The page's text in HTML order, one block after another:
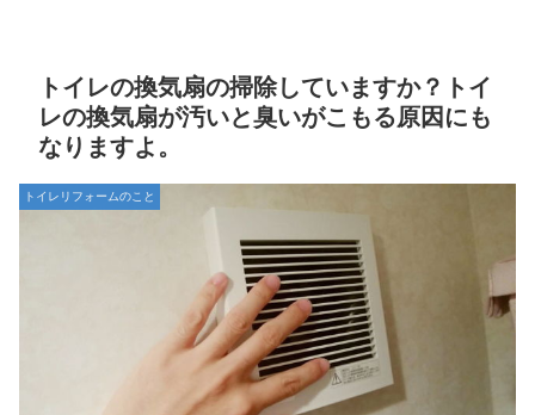
トイレの換気扇の掃除していますか？トイ
レの換気扇が汚いと臭いがこもる原因にも
なりますよ。
トイレリフォームのこと